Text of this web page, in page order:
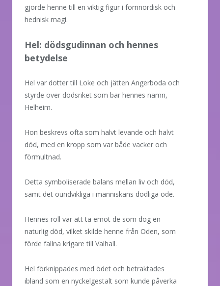
gjorde henne till en viktig figur i fornnordisk och
hednisk magi.
Hel: dödsgudinnan och hennes
betydelse
Hel var dotter till Loke och jätten Angerboda och
styrde över dödsriket som bar hennes namn,
Helheim.
Hon beskrevs ofta som halvt levande och halvt
död, med en kropp som var både vacker och
förmultnad.
Detta symboliserade balans mellan liv och död,
samt det oundvikliga i människans dödliga öde.
Hennes roll var att ta emot de som dog en
naturlig död, vilket skilde henne från Oden, som
förde fallna krigare till Valhall.
Hel förknippades med ödet och betraktades
ibland som en nyckelgestalt som kunde påverka